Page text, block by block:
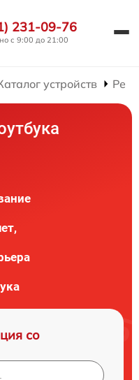
231-09-76
с 9:00 до 21:00
устройств
со